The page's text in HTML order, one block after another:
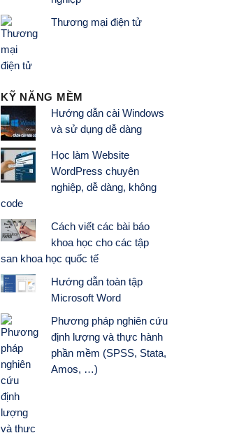
Thương mại điện tử
KỸ NĂNG MỀM
Hướng dẫn cài Windows
và sử dụng dễ dàng
Học làm Website
WordPress chuyên
nghiệp, dễ dàng, không
code
Cách viết các bài báo
khoa học cho các tập
san khoa học quốc tế
Hướng dẫn toàn tập
Microsoft Word
Phương pháp nghiên cứu
định lượng và thực hành
phần mềm (SPSS, Stata,
Amos, …)